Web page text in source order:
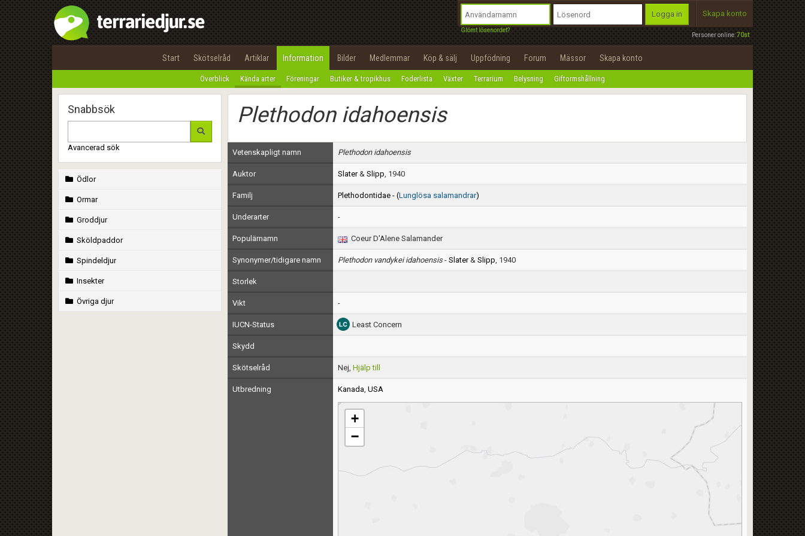
Personer online:70st
Logga in
Glömt lösenordet?
Skapa konto
Start Skötselråd Artiklar Information Bilder Medlemmar Köp & sälj Uppfödning Forum Mässor Skapa konto
Överblick Kända arter Föreningar Butiker & tropikhus Foderlista Växter Terrarium Belysning Giftormshållning
Snabbsök
Avancerad sök
Ödlor
Ormar
Groddjur
Sköldpaddor
Spindeldjur
Insekter
Övriga djur
Plethodon idahoensis
Vetenskapligt namn Plethodon idahoensis
Auktor Slater& Slipp, 1940
Familj Plethodontidae - (Lunglösa salamandrar)
Underarter -
Populärnamn Coeur D'Alene Salamander
Synonymer/tidigare namn Plethodon vandykei idahoensis- Slater& Slipp, 1940
Storlek
Vikt -
IUCN-Status Least Concern
Skydd
Skötselråd Nej, Hjälp till
Utbredning Kanada, USA
+
−
Utför
100%
OK
integritetspolicy
Namn:
Epost:
Användarnamn:
Lösenord:
Privacy Policy
Terms of Service
Begär nytt lösenord
Tillbaka till förstasidan